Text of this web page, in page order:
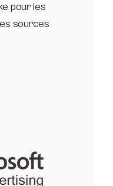
pour les
sources